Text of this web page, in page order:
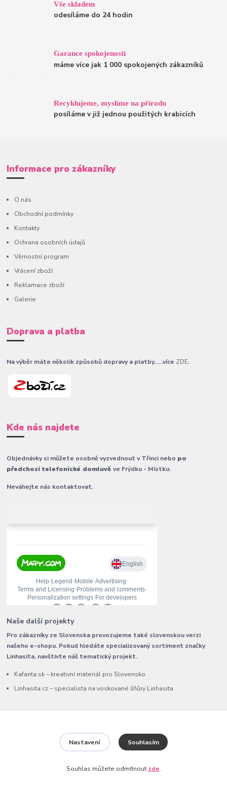
Vše skladem
odesíláme do 24 hodin
Garance spokojenosti
máme více jak 1 000 spokojených zákazníků
Recyklujeme, myslíme na přírodu
posíláme v již jednou použitých krabicích
Informace pro zákazníky
O nás
Obchodní podmínky
Kontakty
Ochrana osobních údajů
Věrnostní program
Vrácení zboží
Reklamace zboží
Galerie
Doprava a platba
Na výběr máte několik způsobů dopravy a platby......více ZDE.
Kde nás najdete
Objednávky si můžete osobně vyzvednout v Třinci nebo po
předchozí telefonické domluvěve Frýdku - Místku.
Neváhejte nás kontaktovat.
Naše další projekty
Pro zákazníky ze Slovenska provozujeme také slovenskou verzi
našeho e-shopu. Pokud hledáte specializovaný sortiment značky
Linhasita, navštivte náš tematický projekt.
Kafanta.sk – kreativní materiál pro Slovensko
Linhasita.cz – specialista na voskované šňůry Linhasita
Nastavení Souhlasím
Souhlas můžete odmítnout zde.